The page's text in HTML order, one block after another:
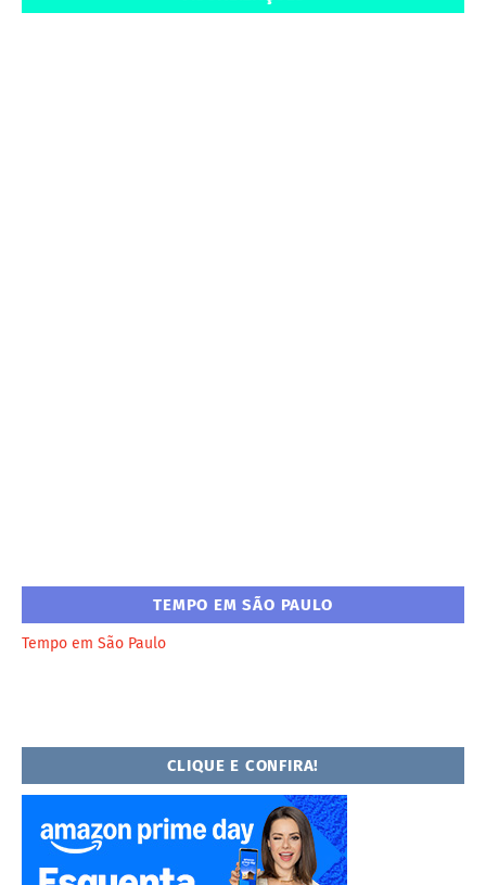
TEMPO EM SÃO PAULO
Tempo em São Paulo
CLIQUE E CONFIRA!